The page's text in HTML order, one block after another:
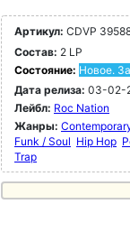
Артикул: CDVP
Состав: 2 LP
Состояние: Новое.
Дата релиза: 03-02-
Лейбл: Roc Nation
Жанры:
Funk / Soul Hip Hop
Trap